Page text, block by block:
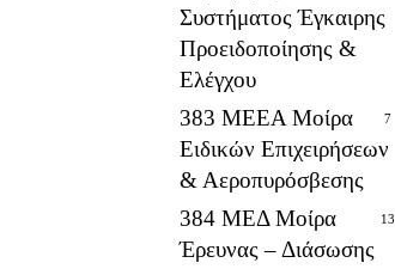
Συστήματος Έγκαιρης
Προειδοποίησης &
Ελέγχου
383 ΜΕΕΑ Μοίρα
Ειδικών Επιχειρήσεων
& Αεροπυρόσβεσης
7
384 ΜΕΔ Μοίρα
Έρευνας – Διάσωσης
13